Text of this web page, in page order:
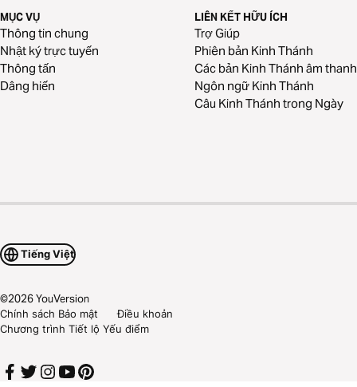
MỤC VỤ
Thông tin chung
Nhật ký trực tuyến
Thông tấn
Dâng hiến
LIÊN KẾT HỮU ÍCH
Trợ Giúp
Phiên bản Kinh Thánh
Các bản Kinh Thánh âm thanh
Ngôn ngữ Kinh Thánh
Câu Kinh Thánh trong Ngày
Tiếng Việt
©2026YouVersion
Chính sách Bảo mật
Điều khoản
Chương trình Tiết lộ Yếu điểm